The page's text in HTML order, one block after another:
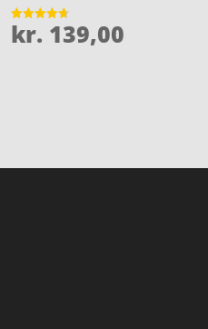
Vurderet
4.7
kr. 139,00